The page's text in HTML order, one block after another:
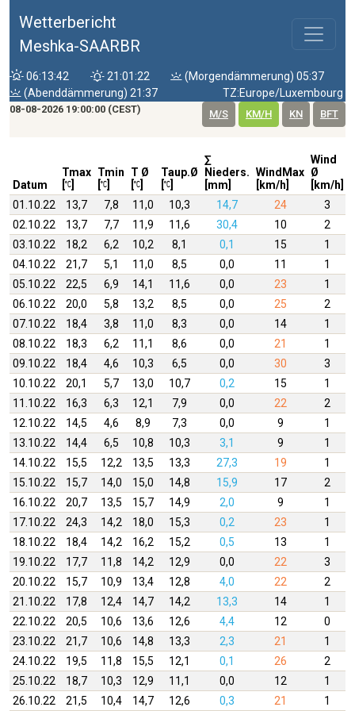
Wetterbericht
Meshka-SAARBR
06:13:42 21:01:22
(Morgendämmerung) 05:37
(Abenddämmerung) 21:37
TZ:Europe/Luxembourg
08-08-2026 19:00:00 (CEST) M/S KM/H KN BFT
Datum
Tmax Tmin
T Ø
Taup.Ø
∑
Nieders.
[mm]
WindMax
[km/h]
Wind
Ø
[km/h]
01.10.22 13,7 7,8 11,0 10,3 14,7 24
3
02.10.22
13,7 7,7 11,9 11,6 30,4 10
2
03.10.22
18,2 6,2 10,2 8,1 0,1 15
1
04.10.22
21,7 5,1 11,0 8,5 0,0 11 1
05.10.22
22,5 6,9 14,1 11,6 0,0 23 1
06.10.22
20,0 5,8 13,2 8,5 0,0 25 2
07.10.22
18,4 3,8 11,0 8,3 0,0 14 1
08.10.22
18,3 6,2 11,1 8,6 0,0 21 1
09.10.22
18,4 4,6 10,3 6,5 0,0 30
3
10.10.22
20,1 5,7 13,0 10,7 0,2 15 1
11.10.22
16,3 6,3 12,1 7,9 0,0 22
2
12.10.22
14,5 4,6 8,9 7,3 0,0 9
1
13.10.22
14,4 6,5 10,8 10,3 3,1 9
1
14.10.22
15,5 12,2 13,5 13,3 27,3 19
1
15.10.22
15,7 14,0 15,0 14,8 15,9 17 2
16.10.22
20,7 13,5 15,7 14,9 2,0 9
1
17.10.22
24,3 14,2 18,0 15,3 0,2 23
1
18.10.22
18,4 14,2 16,2 15,2 0,5 13 1
19.10.22
17,7 11,8 14,2 12,9 0,0 22
3
20.10.22
15,7 10,9 13,4 12,8 4,0 22
2
21.10.22
17,8 12,4 14,7 14,2 13,3 14 1
22.10.22
20,5 10,6 13,6 12,6 4,4 12 0
23.10.22
21,7 10,6 14,8 13,3 2,3 21 1
24.10.22
19,5 11,8 15,5 12,1 0,1 26 2
25.10.22
18,7 10,3 12,9 11,1 0,0 12 1
26.10.22
21,5 10,4 14,7 12,6 0,3 21 1